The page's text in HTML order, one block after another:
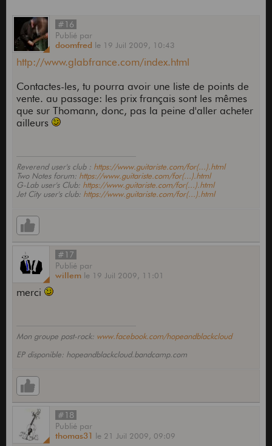
#16
Publié par
doomfred le 19 Juil 2009, 10:43
http://www.glabfrance.com/index.html
Contactes-les, tu pourra avoir une liste de points de
vente. au passage: les prix français sont les mêmes
que sur Thomann, donc, pas la peine d'aller acheter
ailleurs
Reverend user's club : https://www.guitariste.com/for(...).html
Two Notes forum: https://www.guitariste.com/for(...).html
G-Lab user's Club: https://www.guitariste.com/for(...).html
Jet City user's club: https://www.guitariste.com/for(...).html
#17
Publié par
willem le 19 Juil 2009, 11:01
merci
Mon groupe post-rock: www.facebook.com/hopeandblackcloud
EP disponible: hopeandblackcloud.bandcamp.com
#18
Publié par
thomas31 le 21 Juil 2009, 09:09